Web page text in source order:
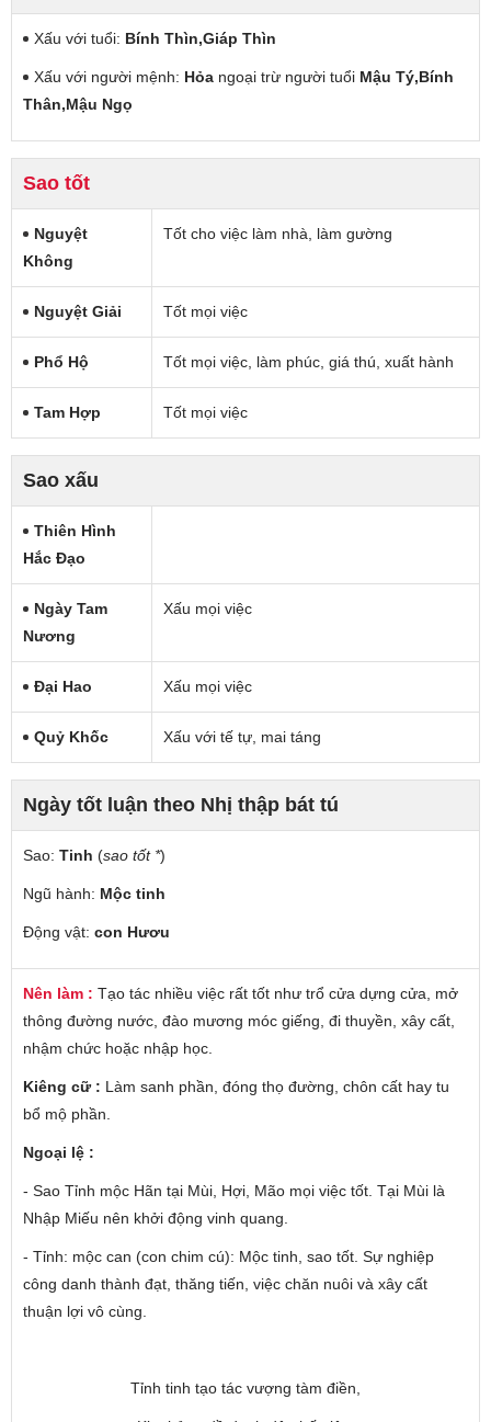
Xấu với tuổi: Bính Thìn,Giáp Thìn
Xấu với người mệnh: Hỏa ngoại trừ người tuổi Mậu Tý,Bính
Thân,Mậu Ngọ
Sao tốt
Nguyệt
Không
Tốt cho việc làm nhà, làm gường
Nguyệt Giải Tốt mọi việc
Phổ Hộ Tốt mọi việc, làm phúc, giá thú, xuất hành
Tam Hợp Tốt mọi việc
Sao xấu
Thiên Hình
Hắc Đạo
Ngày Tam
Nương
Xấu mọi việc
Đại Hao Xấu mọi việc
Quỷ Khốc Xấu với tế tự, mai táng
Ngày tốt luận theo Nhị thập bát tú
Sao: Tinh (sao tốt *)
Ngũ hành: Mộc tinh
Động vật: con Hươu
Nên làm : Tạo tác nhiều việc rất tốt như trổ cửa dựng cửa, mở
thông đường nước, đào mương móc giếng, đi thuyền, xây cất,
nhậm chức hoặc nhập học.
Kiêng cữ : Làm sanh phần, đóng thọ đường, chôn cất hay tu
bổ mộ phần.
Ngoại lệ :
- Sao Tỉnh mộc Hãn tại Mùi, Hợi, Mão mọi việc tốt. Tại Mùi là
Nhập Miếu nên khởi động vinh quang.
- Tỉnh: mộc can (con chim cú): Mộc tinh, sao tốt. Sự nghiệp
công danh thành đạt, thăng tiến, việc chăn nuôi và xây cất
thuận lợi vô cùng.
Tỉnh tinh tạo tác vượng tàm điền,